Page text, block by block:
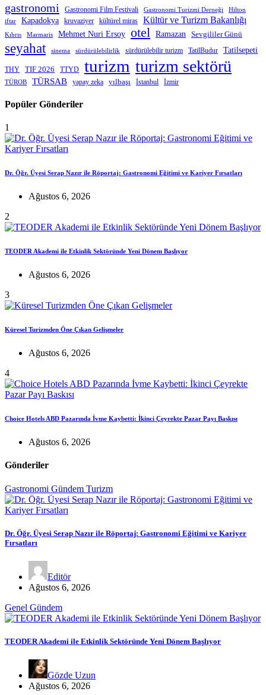
gastronomi Gastronomi Film Festivali Gastronomi Turizmi Derneği
Hilton
iftar
Kapadokya kruvaziyer kültürel miras Kültür ve Turizm Bakanlığı
Kıbrıs Marmaris Mehmet Nuri Ersoy otel Ramazan Sevgililer Günü
seyahat sinema sürdürülebilirlik sürdürülebilir turizm TatilBudur Tatilsepeti
THY TIF 2026 TTYD turizm turizm sektörü
TÜROB TÜRSAB yapay zeka yılbaşı İstanbul İzmir
Popüler Gönderiler
1
Dr. Öğr. Üyesi Serap Nazır ile Röportaj: Gastronomi Eğitimi ve Kariyer Fırsatları
Ağustos 6, 2026
2
TEODER Akademi ile Etkinlik Sektöründe Yeni Dönem Başlıyor
Ağustos 6, 2026
3
Küresel Turizmden Öne Çıkan Gelişmeler
Ağustos 6, 2026
4
Choice Hotels ABD Pazarında İvme Kaybetti: İkinci Çeyrekte Pazar Payı Baskısı
Ağustos 6, 2026
Gönderiler
Gastronomi Gündem Turizm
Dr. Öğr. Üyesi Serap Nazır ile Röportaj: Gastronomi Eğitimi ve Kariyer
Fırsatları
Editör
Ağustos 6, 2026
Genel Gündem
TEODER Akademi ile Etkinlik Sektöründe Yeni Dönem Başlıyor
Gözde Uzun
Ağustos 6, 2026